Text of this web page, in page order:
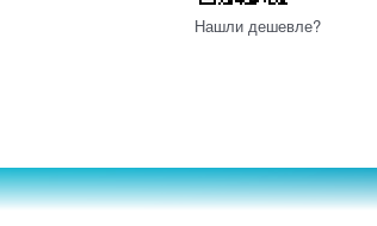
Нашли дешевле?